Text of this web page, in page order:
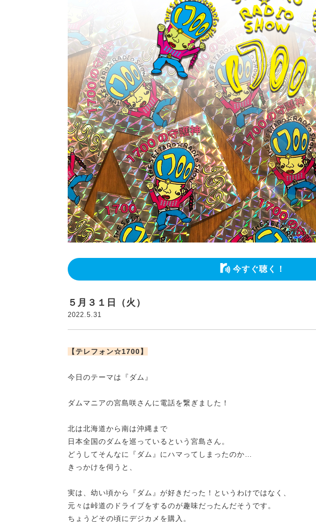
今すぐ聴く！
５月３１日（火）
2022.5.31
【テレフォン☆1700】
今日のテーマは『ダム』
ダムマニアの宮島咲さんに電話を繋ぎました！
北は北海道から南は沖縄まで
日本全国のダムを巡っているという宮島さん。
どうしてそんなに『ダム』にハマってしまったのか…
きっかけを伺うと、
実は、幼い頃から『ダム』が好きだった！というわけではなく、
元々は峠道のドライブをするのが趣味だったんだそうです。
ちょうどその頃にデジカメを購入。